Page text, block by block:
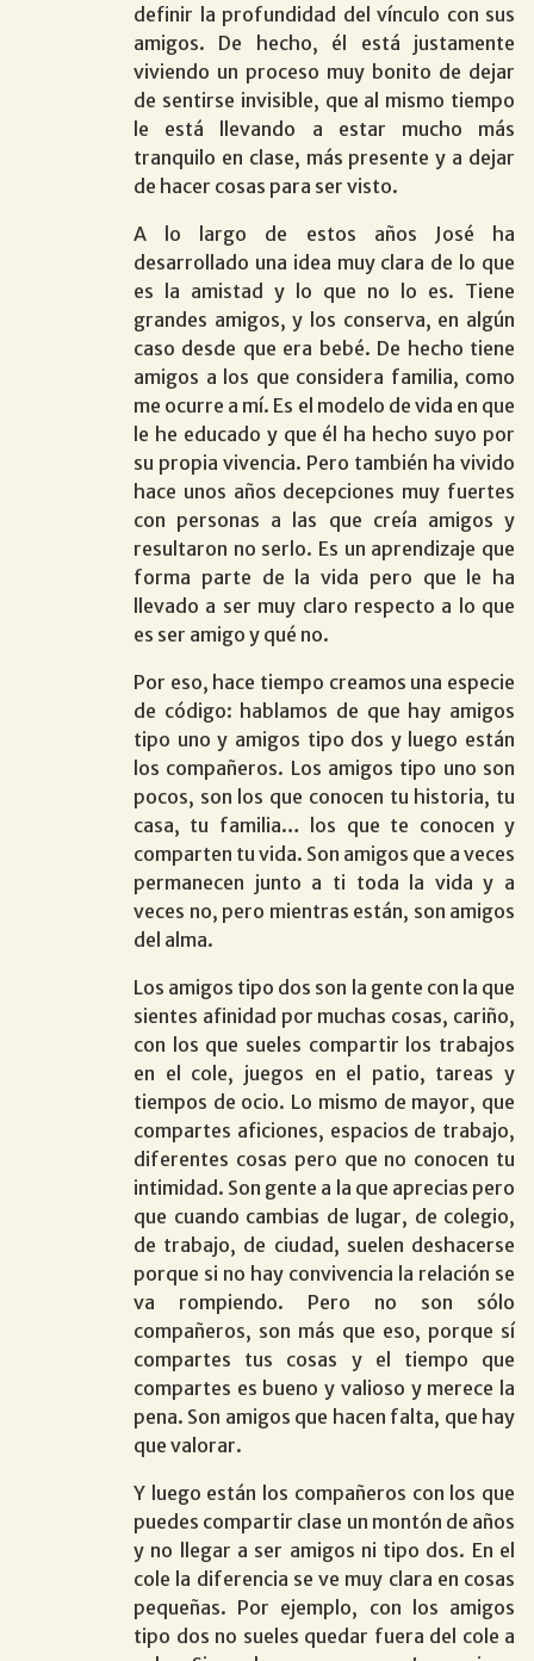
definir la profundidad del vínculo con sus
amigos. De hecho, él está justamente
viviendo un proceso muy bonito de dejar
de sentirse invisible, que al mismo tiempo
le está llevando a estar mucho más
tranquilo en clase, más presente y a dejar
de hacer cosas para ser visto.
A lo largo de estos años José ha
desarrollado una idea muy clara de lo que
es la amistad y lo que no lo es. Tiene
grandes amigos, y los conserva, en algún
caso desde que era bebé. De hecho tiene
amigos a los que considera familia, como
me ocurre a mí. Es el modelo de vida en que
le he educado y que él ha hecho suyo por
su propia vivencia. Pero también ha vivido
hace unos años decepciones muy fuertes
con personas a las que creía amigos y
resultaron no serlo. Es un aprendizaje que
forma parte de la vida pero que le ha
llevado a ser muy claro respecto a lo que
es ser amigo y qué no.
Por eso, hace tiempo creamos una especie
de código: hablamos de que hay amigos
tipo uno y amigos tipo dos y luego están
los compañeros. Los amigos tipo uno son
pocos, son los que conocen tu historia, tu
casa, tu familia… los que te conocen y
comparten tu vida. Son amigos que a veces
permanecen junto a ti toda la vida y a
veces no, pero mientras están, son amigos
del alma.
Los amigos tipo dos son la gente con la que
sientes afinidad por muchas cosas, cariño,
con los que sueles compartir los trabajos
en el cole, juegos en el patio, tareas y
tiempos de ocio. Lo mismo de mayor, que
compartes aficiones, espacios de trabajo,
diferentes cosas pero que no conocen tu
intimidad. Son gente a la que aprecias pero
que cuando cambias de lugar, de colegio,
de trabajo, de ciudad, suelen deshacerse
porque si no hay convivencia la relación se
va rompiendo. Pero no son sólo
compañeros, son más que eso, porque sí
compartes tus cosas y el tiempo que
compartes es bueno y valioso y merece la
pena. Son amigos que hacen falta, que hay
que valorar.
Y luego están los compañeros con los que
puedes compartir clase un montón de años
y no llegar a ser amigos ni tipo dos. En el
cole la diferencia se ve muy clara en cosas
pequeñas. Por ejemplo, con los amigos
tipo dos no sueles quedar fuera del cole a